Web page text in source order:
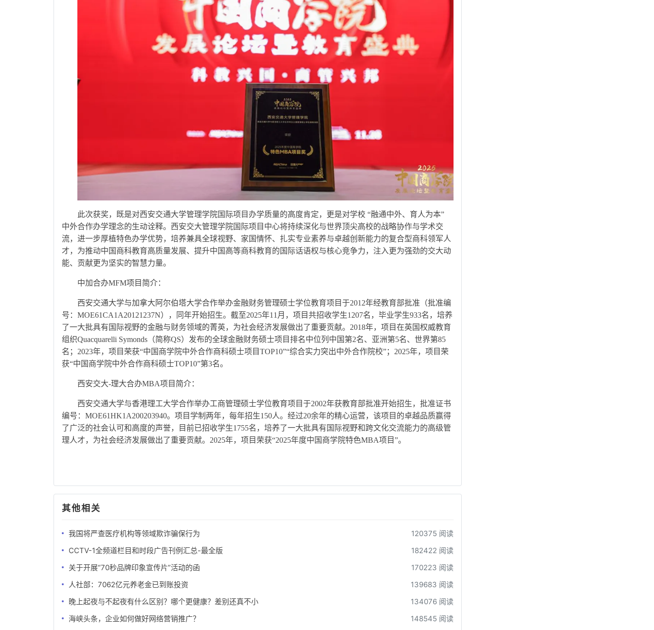
此次获奖，既是对西安交通大学管理学院国际项目办学质量的高度肯定，更是对学校 “融通中外、育人为本”
中外合作办学理念的生动诠释。西安交大管理学院国际项目中心将持续深化与世界顶尖高校的战略协作与学术交
流，进一步厚植特色办学优势，培养兼具全球视野、家国情怀、扎实专业素养与卓越创新能力的复合型商科领军人
才，为推动中国商科教育高质量发展、提升中国高等商科教育的国际话语权与核心竞争力，注入更为强劲的交大动
能、贡献更为坚实的智慧力量。
中加合办MFM项目简介：
西安交通大学与加拿大阿尔伯塔大学合作举办金融财务管理硕士学位教育项目于2012年经教育部批准（批准编
号：MOE61CA1A20121237N），同年开始招生。截至2025年11月，项目共招收学生1207名，毕业学生933名，培养
了一大批具有国际视野的金融与财务领域的菁英，为社会经济发展做出了重要贡献。2018年，项目在英国权威教育
组织Quacquarelli Symonds（简称QS）发布的全球金融财务硕士项目排名中位列中国第2名、亚洲第5名、世界第85
名；2023年，项目荣获“中国商学院中外合作商科硕士项目TOP10”“综合实力突出中外合作院校”；2025年，项目荣
获“中国商学院中外合作商科硕士TOP10”第3名。
西安交大-理大合办MBA项目简介：
西安交通大学与香港理工大学合作举办工商管理硕士学位教育项目于2002年获教育部批准开始招生，批准证书
编号：MOE61HK1A200203940。项目学制两年，每年招生150人。经过20余年的精心运营，该项目的卓越品质赢得
了广泛的社会认可和高度的声誉，目前已招收学生1755名，培养了一大批具有国际视野和跨文化交流能力的高级管
理人才，为社会经济发展做出了重要贡献。2025年，项目荣获“2025年度中国商学院特色MBA项目”。
其他相关
我国将严查医疗机构等领域欺诈骗保行为
120375 阅读
CCTV-1全频道栏目和时段广告刊例汇总-最全版
182422 阅读
关于开展“70秒品牌印象宣传片”活动的函
170223 阅读
人社部：7062亿元养老金已到账投资
139683 阅读
晚上起夜与不起夜有什么区别？哪个更健康？差别还真不小
134076 阅读
海峡头条，企业如何做好网络营销推广？
148545 阅读